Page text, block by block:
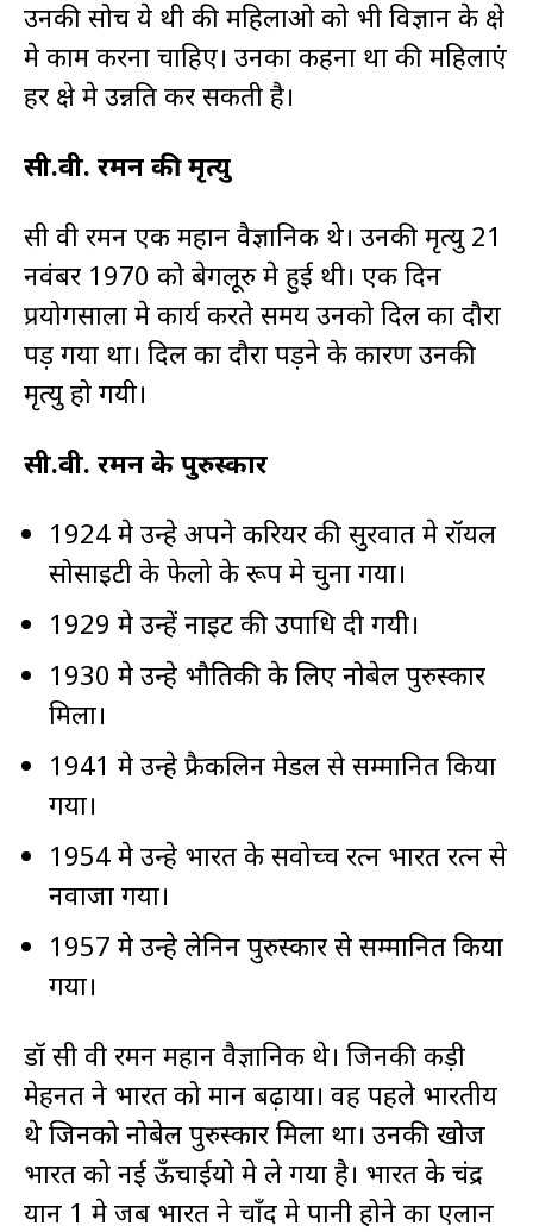
उनकी सोच ये थी की महिलाओ को भी विज्ञान के क्षेत्र
मे काम करना चाहिए। उनका कहना था की महिलाएं
हर क्षेत्र मे उन्नति कर सकती है।
सी.वी. रमन की मृत्यु
सी वी रमन एक महान वैज्ञानिक थे। उनकी मृत्यु 21
नवंबर 1970 को बेगलूरु मे हुई थी। एक दिन
प्रयोगसाला मे कार्य करते समय उनको दिल का दौरा
पड़ गया था। दिल का दौरा पड़ने के कारण उनकी
मृत्यु हो गयी।
सी.वी. रमन के पुरुस्कार
1924 मे उन्हे अपने करियर की सुरवात मे रॉयल
सोसाइटी के फेलो के रूप मे चुना गया।
1929 मे उन्हें नाइट की उपाधि दी गयी।
1930 मे उन्हे भौतिकी के लिए नोबेल पुरुस्कार
मिला।
1941 मे उन्हे फ्रैकलिन मेडल से सम्मानित किया
गया।
1954 मे उन्हे भारत के सवोच्च रत्न भारत रत्न से
नवाजा गया।
1957 मे उन्हे लेनिन पुरुस्कार से सम्मानित किया
गया।
डॉ सी वी रमन महान वैज्ञानिक थे। जिनकी कड़ी
मेहनत ने भारत को मान बढ़ाया। वह पहले भारतीय
थे जिनको नोबेल पुरुस्कार मिला था। उनकी खोज
भारत को नई ऊँचाईयो मे ले गया है। भारत के चंद्र
यान 1 मे जब भारत ने चाँद मे पानी होने का एलान